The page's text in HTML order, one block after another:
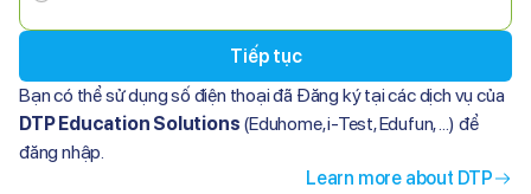
Tiếp tục
Bạn có thể sử dụngsố điện thoạiđã Đăng ký tại các dịch vụ của
DTP Education Solutions (Eduhome, i-Test, Edufun, ...) để
đăng nhập.
Learn more about DTP